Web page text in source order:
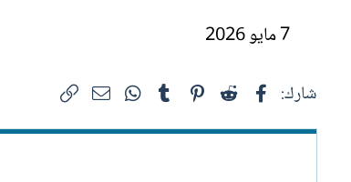
7 مايو 2026
شارك: فيسبوكReddit
Pinterest
Tumblr
WhatsAppالبريد الإلكتروني